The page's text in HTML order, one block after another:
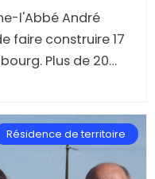
l'Abbé André
faire construire 17
Plus de 20
étape de
qui
Rencontre un
Résidence de territoire